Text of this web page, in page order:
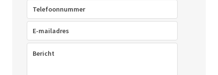
Telefoon
mailadres(Vereist)